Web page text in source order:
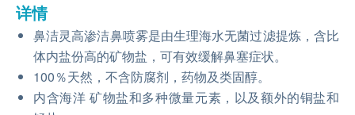
详情
鼻洁灵高渗洁鼻喷雾是由生理海水无菌过滤提炼，含比
体内盐份高的矿物盐，可有效缓解鼻塞症状。
100％天然，不含防腐剂，药物及类固醇。
内含海洋 矿物盐和多种微量元素，以及额外的铜盐和